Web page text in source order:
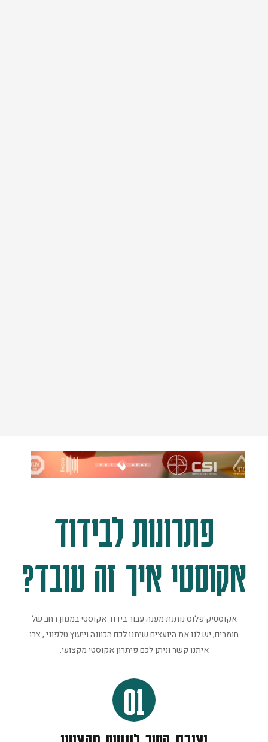
פתרונות לבידוד
אקוסטי איך זה עובד?
אקוסטיק פלוס נותנת מענה עבור בידוד אקוסטי במגוון רחב של
חומרים, יש לנו את היועצים שיתנו לכם הכוונה וייעוץ טלפוני , צרו
איתנו קשר וניתן לכם פיתרון אקוסטי מקצועי.
01